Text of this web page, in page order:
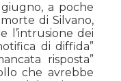
a poche
di Silvano,
l’intrusione dei
di diffida”
risposta”
che avrebbe